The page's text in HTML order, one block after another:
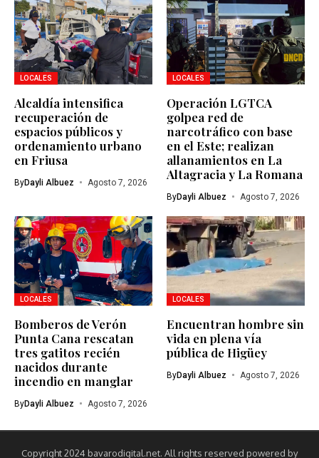
LOCALES
Alcaldía intensifica
recuperación de
espacios públicos y
ordenamiento urbano
en Friusa
ByDayli Albuez Agosto 7, 2026
LOCALES
Operación LGTCA
golpea red de
narcotráfico con base
en el Este; realizan
allanamientos en La
Altagracia y La Romana
ByDayli Albuez Agosto 7, 2026
LOCALES
Bomberos de Verón
Punta Cana rescatan
tres gatitos recién
nacidos durante
incendio en manglar
ByDayli Albuez Agosto 7, 2026
LOCALES
Encuentran hombre sin
vida en plena vía
pública de Higüey
ByDayli Albuez Agosto 7, 2026
Copyright 2024 bavarodigital.net. All rights reserved powered by